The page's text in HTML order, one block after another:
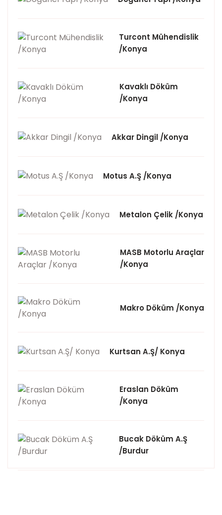
Turcont Mühendislik
/Konya
Kavaklı Döküm
/Konya
Akkar Dingil /Konya
Motus A.Ş /Konya
Metalon Çelik /Konya
MASB Motorlu Araçlar
/Konya
Makro Döküm /Konya
Kurtsan A.Ş/ Konya
Eraslan Döküm
/Konya
Bucak Döküm A.Ş
/Burdur